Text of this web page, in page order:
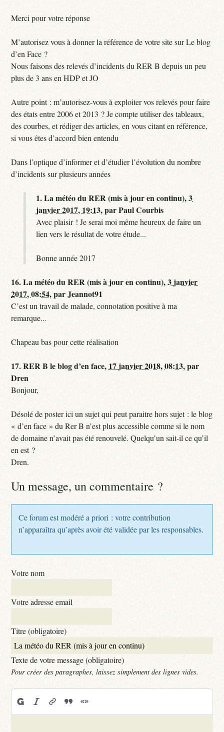
Merci pour votre réponse
M’autorisez vous à donner la référence de votre site sur Le blog
d’en Face ?
Nous faisons des relevés d’incidents du RER B depuis un peu
plus de 3 ans en HDP et JO
Autre point : m’autorisez-vous à exploiter vos relevés pour faire
des états entre 2006 et 2013 ? Je compte utiliser des tableaux,
des courbes, et rédiger des articles, en vous citant en référence,
si vous êtes d’accord bien entendu
Dans l’optique d’informer et d’étudier l’évolution du nombre
d’incidents sur plusieurs années
1.La météo du RER (mis à jour en continu),3
janvier 2017, 19:13,parPaul Courbis
Avec plaisir ! Je serai moi même heureux de faire un
lien vers le résultat de votre étude...
Bonne année 2017
16.La météo du RER (mis à jour en continu),3 janvier
2017, 08:54,parJeannot91
C’est un travail de malade, connotation positive à ma
remarque...
Chapeau bas pour cette réalisation
17.RER B le blog d’en face, 17 janvier 2018, 08:13,par
Dren
Bonjour,
Désolé de poster ici un sujet qui peut paraitre hors sujet : le blog
« d’en face » du Rer B n’est plus accessible comme si le nom
de domaine n’avait pas été renouvelé. Quelqu’un sait-il ce qu’il
en est ?
Dren.
Un message, un commentaire ?
Ce forum est modéré a priori : votre contribution
n’apparaîtra qu’après avoir été validée par les responsables.
Votre nom
Votre adresse email
Titre (obligatoire)
Texte de votre message (obligatoire)
Pour créer des paragraphes, laissez simplement des lignes vides.